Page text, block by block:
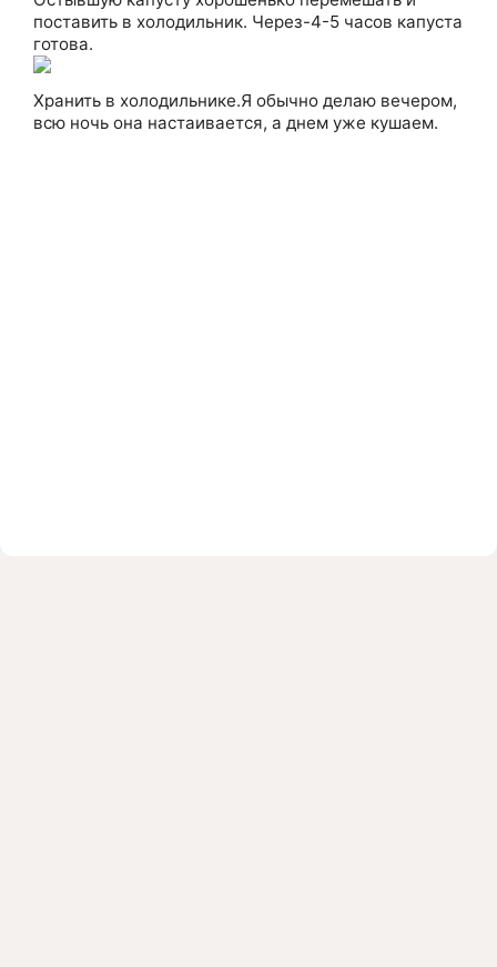
поставить в холодильник. Через-4-5 часов капуста
готова.
Хранить в холодильнике.Я обычно делаю вечером,
всю ночь она настаивается, а днем уже кушаем.